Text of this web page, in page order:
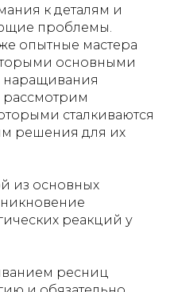
к деталям и
проблемы.
опытные мастера
основными
рассмотрим
сталкиваются
решения для их
из основных
реакций у
ресниц